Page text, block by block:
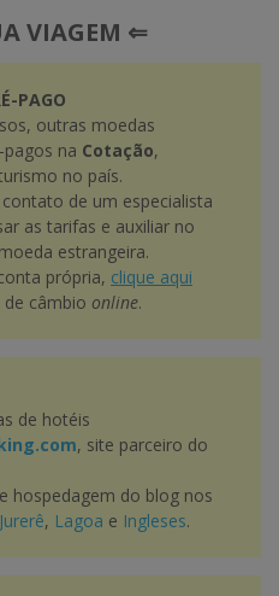
VIAGEM ⇐
PAGO
outras moedas
na Cotação,
no país.
de um especialista
as tarifas e auxiliar no
estrangeira.
própria, clique aqui
câmbio online.
de hotéis
, site parceiro do
hospedagem do blog nos
Jurerê, Lagoa e Ingleses.